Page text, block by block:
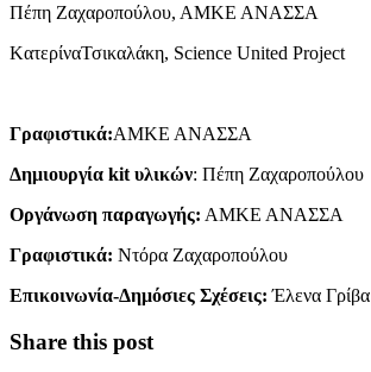
Πέπη Ζαχαροπούλου, ΑΜΚΕ ΑΝΑΣΣΑ
KατερίναΤσικαλάκη, Science United Project
Γραφιστικά:ΑΜΚΕ ΑΝΑΣΣΑ
Δημιουργία kit υλικών: Πέπη Ζαχαροπούλου
Οργάνωση παραγωγής: ΑΜΚΕ ΑΝΑΣΣΑ
Γραφιστικά: Ντόρα Ζαχαροπούλου
Επικοινωνία-Δημόσιες Σχέσεις: Έλενα Γρίβα
Share this post